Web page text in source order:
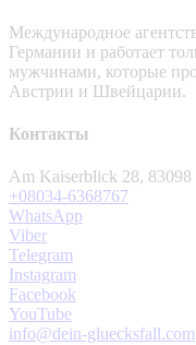
Международное
Германии и работает
мужчинами, которые
Австрии и Швейцарии.
Контакты
Am Kaiserblick 28,
+08034-6368767
WhatsApp
Viber
Telegram
Instagram
Facebook
YouTube
info@dein-gluecksfall.com